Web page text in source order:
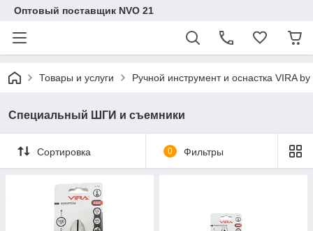
Оптовый поставщик NVO 21
Товары и услуги Ручной инструмент и оснастка VIRA by
Специальный ШГИ и съемники
Сортировка 0 Фильтры